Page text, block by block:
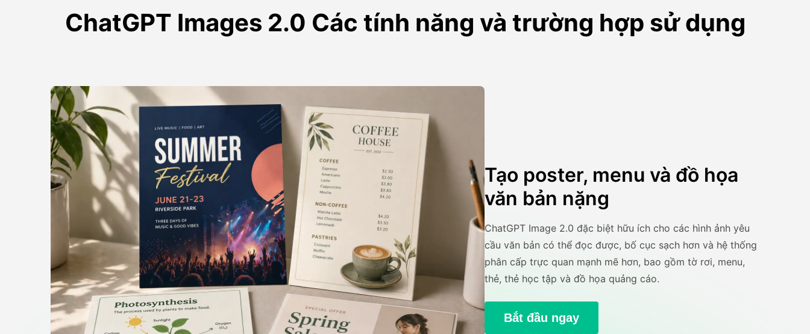
ChatGPT Images 2.0 Các tính năng và trường hợp sử dụng
Tạo poster, menu và đồ họa
văn bản nặng
ChatGPT Image 2.0 đặc biệt hữu ích cho các hình ảnh yêu
cầu văn bản có thể đọc được, bố cục sạch hơn và hệ thống
phân cấp trực quan mạnh mẽ hơn, bao gồm tờ rơi, menu,
thẻ, thẻ học tập và đồ họa quảng cáo.
Bắt đầu ngay